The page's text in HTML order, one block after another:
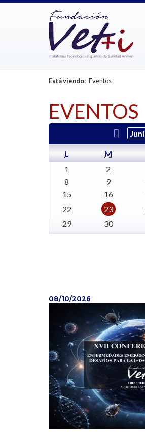
Está viendo: Eventos
EVENTOS
L M
1
2
8
9
15
16
22
23
29
30
08/10/2026